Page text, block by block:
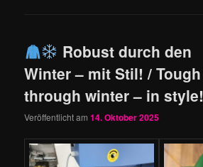
Robust durch den
Winter – mit Stil! / Tough
through winter – in style!
Veröffentlicht am14. Oktober 2025